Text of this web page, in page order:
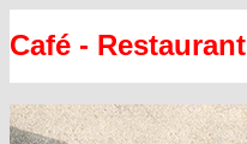
Café - Restaurant